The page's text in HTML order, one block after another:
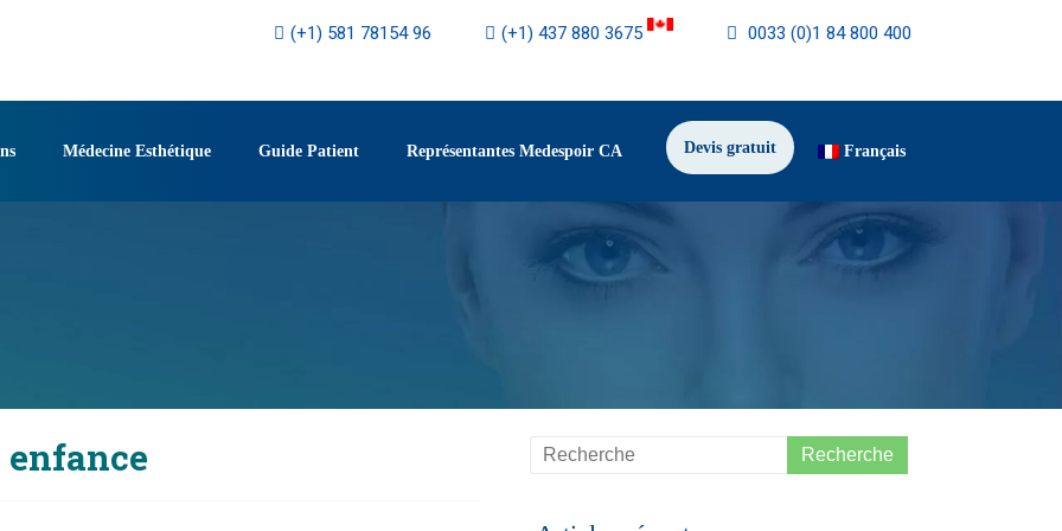
(+1) 581 78154 96 (+1) 437 880 3675 0033 (0)1 84 800 400
Médecine Esthétique Guide Patient Représentantes Medespoir CA Devis gratuit Français